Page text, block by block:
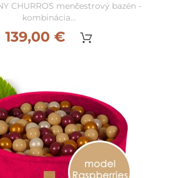
CHURROS menčestrový bazén -
kombinácia...
139,00 €